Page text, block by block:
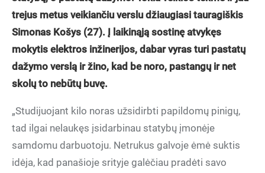
trejus metus veikiančiu verslu džiaugiasi tauragiškis
Simonas Košys (27). Į laikinąją sostinę atvykęs
mokytis elektros inžinerijos, dabar vyras turi pastatų
dažymo verslą ir žino, kad be noro, pastangų ir net
skolų to nebūtų buvę.
„Studijuojant kilo noras užsidirbti papildomų pinigų,
tad ilgai nelaukęs įsidarbinau statybų įmonėje
samdomu darbuotoju. Netrukus galvoje ėmė suktis
idėja, kad panašioje srityje galėčiau pradėti savo